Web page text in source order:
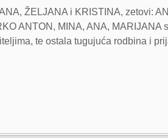
ŽELJANA i KRISTINA, zetovi:
ANTON, MINA, ANA, MARIJANA
te ostala tugujuća rodbina i